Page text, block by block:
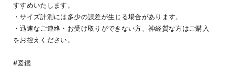
すすめいたします。
・サイズ計測には多少の誤差が生じる場合があります。
・迅速なご連絡・お受け取りができない方、神経質な方はご購入
をお控えください。
#図鑑